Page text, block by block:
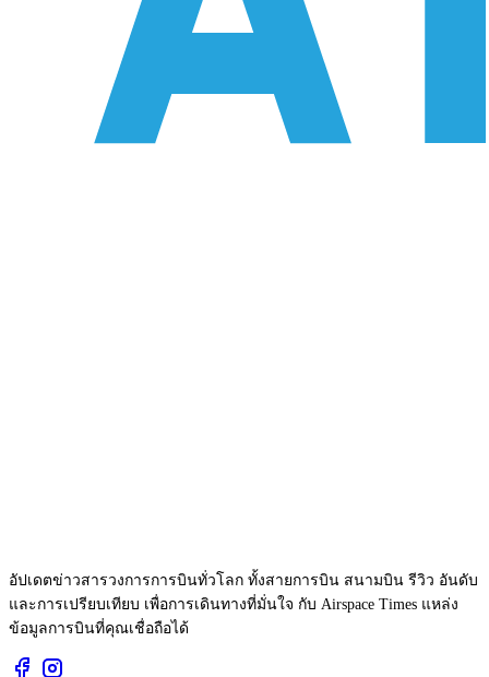
อัปเดตข่าวสารวงการการบินทั่วโลก ทั้งสายการบิน สนามบิน รีวิว อันดับ
และการเปรียบเทียบ เพื่อการเดินทางที่มั่นใจ กับ Airspace Times แหล่ง
ข้อมูลการบินที่คุณเชื่อถือได้